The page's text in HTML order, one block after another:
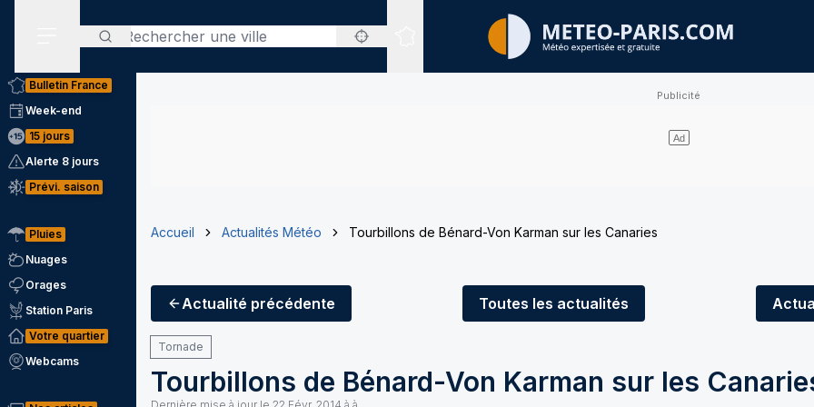
Rechercher
Sites expertisés
Bulletin France
Week-end
15 jours
Alerte 8 jours
Prévi. saison
Pluies
Nuages
Orages
Station Paris
Votre quartier
Webcams
Accueil Actualités Météo Tourbillons de Bénard-Von Karman sur les Canaries
Actualité précédente Toutes les actualités
Tornade
Tourbillons de Bénard-Von Karman sur les